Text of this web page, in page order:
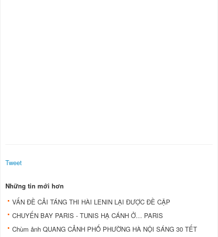
Tweet
Những tin mới hơn
VẤN ĐỀ CẢI TÁNG THI HÀI LENIN LẠI ĐƯỢC ĐỀ CẬP
CHUYẾN BAY PARIS - TUNIS HẠ CÁNH Ở… PARIS
Chùm ảnh QUANG CẢNH PHỐ PHƯỜNG HÀ NỘI SÁNG 30 TẾT